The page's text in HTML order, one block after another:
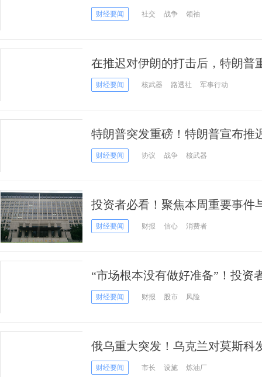
袭击首日情形曝光
财经要闻 社交 战争 领袖
在推迟对伊朗的打击后，特朗普
议“很有可能达成”！
财经要闻 核武器 路透社 军事行动
特朗普突发重磅！特朗普宣布推
袭击 究竟发生了什么？
财经要闻 协议 战争 核武器
投资者必看！聚焦本周重要事件
成品油调价、普京访华最新消息
财经要闻 财报 信心 消费者
“市场根本没有做好准备”！投资
一“黑天鹅”冲击
财经要闻 财报 股市 风险
俄乌重大突发！乌克兰对莫斯科
模的袭击” 至少三人死亡
财经要闻 市长 设施 炼油厂